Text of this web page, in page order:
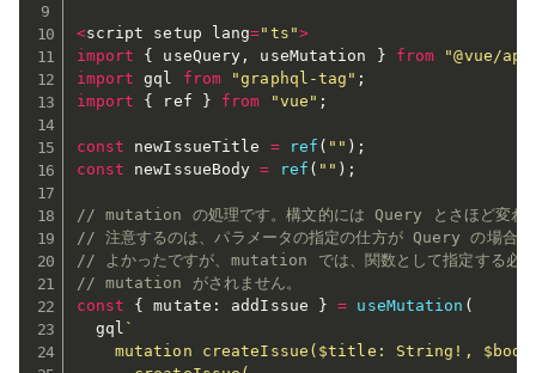
<script setup lang="ts">
import
{ useQuery , useMutation } from
"@vue/
import gql from "graphql-tag" ;
import
{ ref } from "vue" ;
const newIssueTitle = ref ( "" ) ;
const newIssueBody = ref ( "" ) ;
// mutation の処理です。構文的には Query とさほど変わ
// 注意するのは、パラメータの指定の仕方が Query の場合
// よかったですが、mutation では、関数として指定する必要
// mutation がされません。
const
{ mutate : addIssue } = useMutation (
  gql
`
mutation createIssue($title: String!,